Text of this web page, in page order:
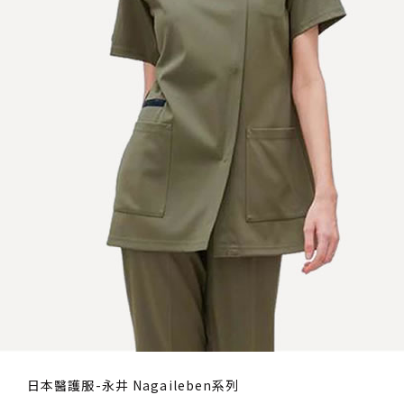
日本醫護服-永井 Nagaileben系列